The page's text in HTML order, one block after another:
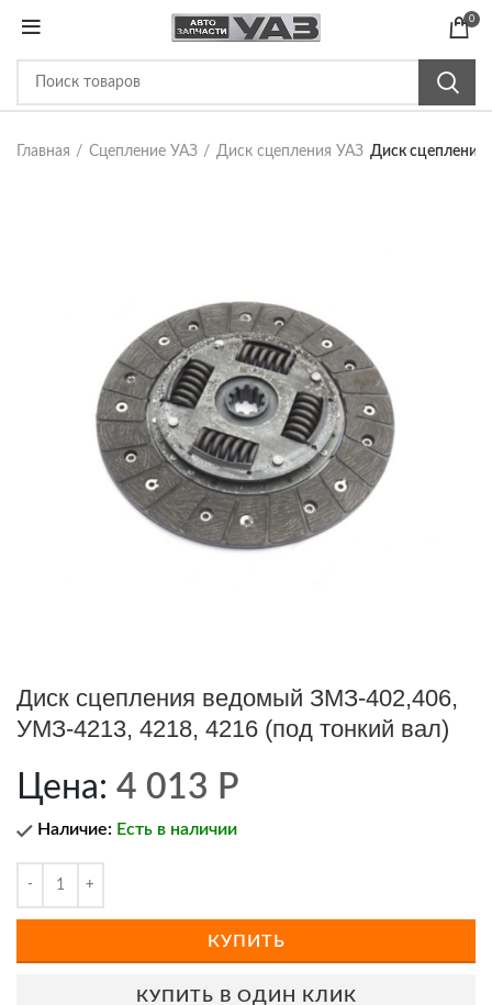
0
Главная Сцепление УАЗ Диск сцепления УАЗ Диск
Диск сцепления ведомый ЗМЗ-402,406,
УМЗ-4213, 4218, 4216 (под тонкий вал)
Цена: 4 013 Р
Наличие: Есть в наличии
КУПИТЬ
КУПИТЬ В ОДИН КЛИК